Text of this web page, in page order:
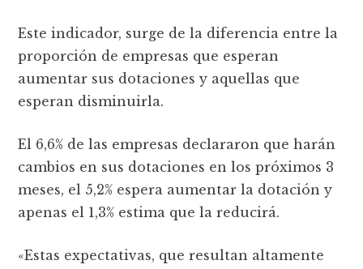
Este indicador, surge de la diferencia entre la
proporción de empresas que esperan
aumentar sus dotaciones y aquellas que
esperan disminuirla.
El 6,6% de las empresas declararon que harán
cambios en sus dotaciones en los próximos 3
meses, el 5,2% espera aumentar la dotación y
apenas el 1,3% estima que la reducirá.
«Estas expectativas, que resultan altamente